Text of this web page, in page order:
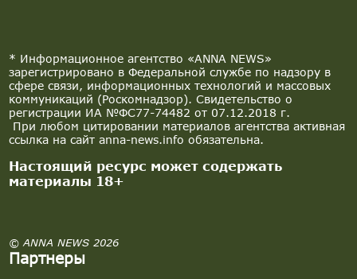
* Информационное агентство «ANNA NEWS»
зарегистрировано в Федеральной службе по надзору в
сфере связи, информационных технологий и массовых
коммуникаций (Роскомнадзор). Свидетельство о
регистрации ИА №ФС77-74482 от 07.12.2018 г.
При любом цитировании материалов агентства активная
ссылка на сайт anna-news.info обязательна.
Настоящий ресурс может содержать
материалы 18+
© ANNA NEWS 2026
Партнеры